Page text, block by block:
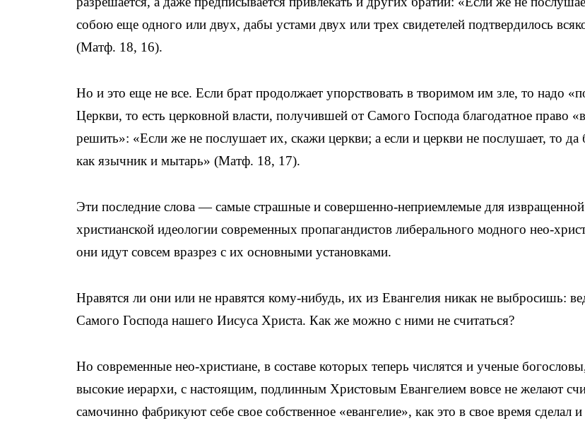
собою еще одного или двух, дабы устами двух или трех свидетелей подтвердилось
(Матф. 18, 16).
Но и это еще не все. Если брат продолжает упорствовать в творимом им зле, то надо
Церкви, то есть церковной власти, получившей от Самого Господа благодатное право
решить»: «Если же не послушает их, скажи церкви; а если и церкви не послушает, то да
как язычник и мытарь» (Матф. 18, 17).
Эти последние слова — самые страшные и совершенно-неприемлемые для
христианской идеологии современных пропагандистов либерального модного нео-
они идут совсем вразрез с их основными установками.
Нравятся ли они или не нравятся кому-нибудь, их из Евангелия никак не выбросишь:
Самого Господа нашего Иисуса Христа. Как же можно с ними не считаться?
Но современные нео-христиане, в составе которых теперь числятся и ученые
высокие иерархи, с настоящим, подлинным Христовым Евангелием вовсе не желают
самочинно фабрикуют себе свое собственное «евангелие», как это в свое время сделал